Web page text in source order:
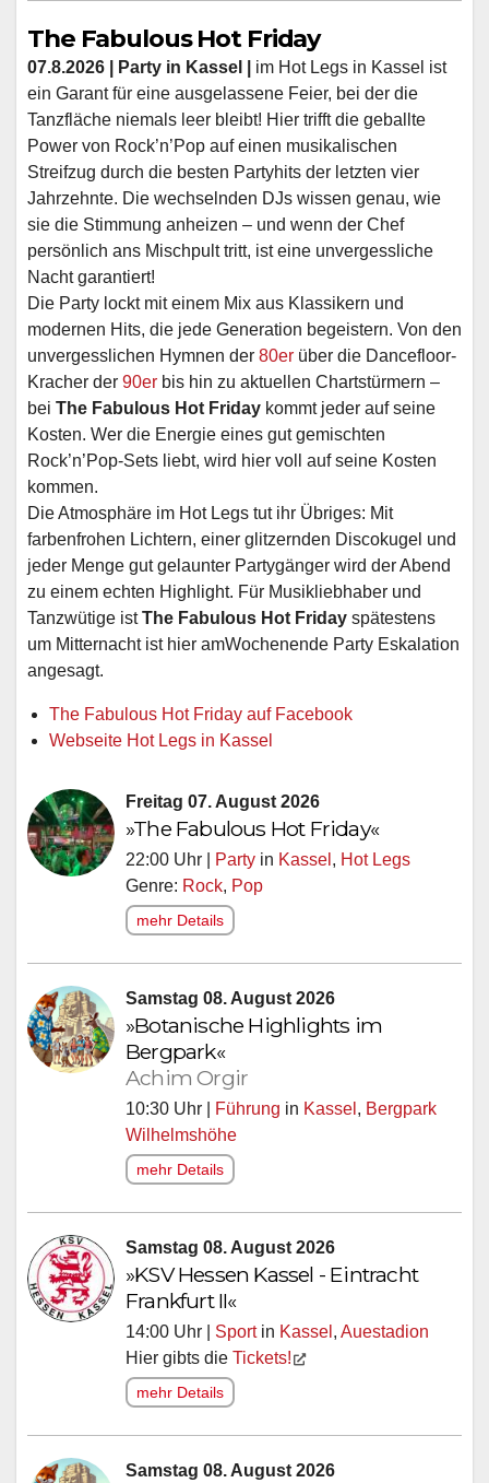
The Fabulous Hot Friday
07.8.2026 | Party in Kassel | im Hot Legs in Kassel ist
ein Garant für eine ausgelassene Feier, bei der die
Tanzfläche niemals leer bleibt! Hier trifft die geballte
Power von Rock’n’Pop auf einen musikalischen
Streifzug durch die besten Partyhits der letzten vier
Jahrzehnte. Die wechselnden DJs wissen genau, wie
sie die Stimmung anheizen – und wenn der Chef
persönlich ans Mischpult tritt, ist eine unvergessliche
Nacht garantiert!
Die Party lockt mit einem Mix aus Klassikern und
modernen Hits, die jede Generation begeistern. Von den
unvergesslichen Hymnen der 80er über die Dancefloor-
Kracher der 90er bis hin zu aktuellen Chartstürmern –
bei The Fabulous Hot Friday kommt jeder auf seine
Kosten. Wer die Energie eines gut gemischten
Rock’n’Pop-Sets liebt, wird hier voll auf seine Kosten
kommen.
Die Atmosphäre im Hot Legs tut ihr Übriges: Mit
farbenfrohen Lichtern, einer glitzernden Discokugel und
jeder Menge gut gelaunter Partygänger wird der Abend
zu einem echten Highlight. Für Musikliebhaber und
Tanzwütige istThe Fabulous Hot Friday spätestens
um Mitternacht ist hier amWochenende Party Eskalation
angesagt.
The Fabulous Hot Friday auf Facebook
Webseite Hot Legs in Kassel
Freitag 07. August 2026
»The Fabulous Hot Friday«
22:00 Uhr | Party in Kassel , Hot Legs
Genre: Rock, Pop
mehr Details
Samstag 08. August 2026
»Botanische Highlights im
Bergpark«
Achim Orgir
10:30 Uhr | Führung in Kassel , Bergpark
Wilhelmshöhe
mehr Details
Samstag 08. August 2026
»KSV Hessen Kassel - Eintracht
Frankfurt II«
14:00 Uhr | Sportin Kassel , Auestadion
Hier gibts die Tickets!
mehr Details
Samstag 08. August 2026